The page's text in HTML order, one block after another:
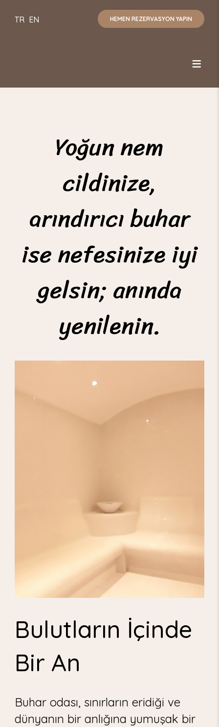
HEMEN REZERVASYON YAPIN
TR EN
Yoğun nem
cildinize,
arındırıcı buhar
ise nefesinize iyi
gelsin; anında
yenilenin.
Bulutların İçinde
Bir An
Buhar odası, sınırların eridiği ve
dünyanın bir anlığına yumuşak bir